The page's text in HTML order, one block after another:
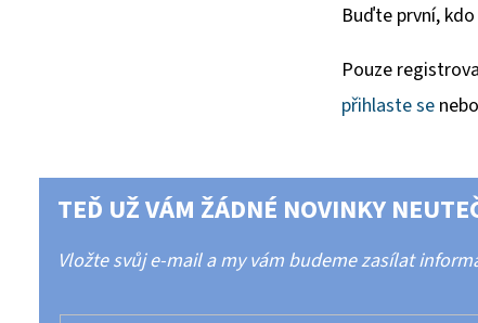
Buďte první,
Pouze
přihlaste se
TEĎ UŽ VÁM ŽÁDNÉ NOVINKY
Vložte svůj e-mail a my vám budeme zasílat